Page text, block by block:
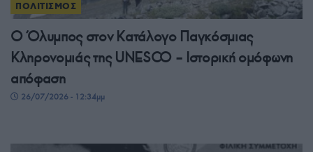
ΠΟΛΙΤΙΣΜΟΣ
Ο Όλυμπος στον Κατάλογο Παγκόσμιας
Κληρονομιάς της UNESCO – Ιστορική ομόφωνη
απόφαση
26/07/2026 - 12:34μμ